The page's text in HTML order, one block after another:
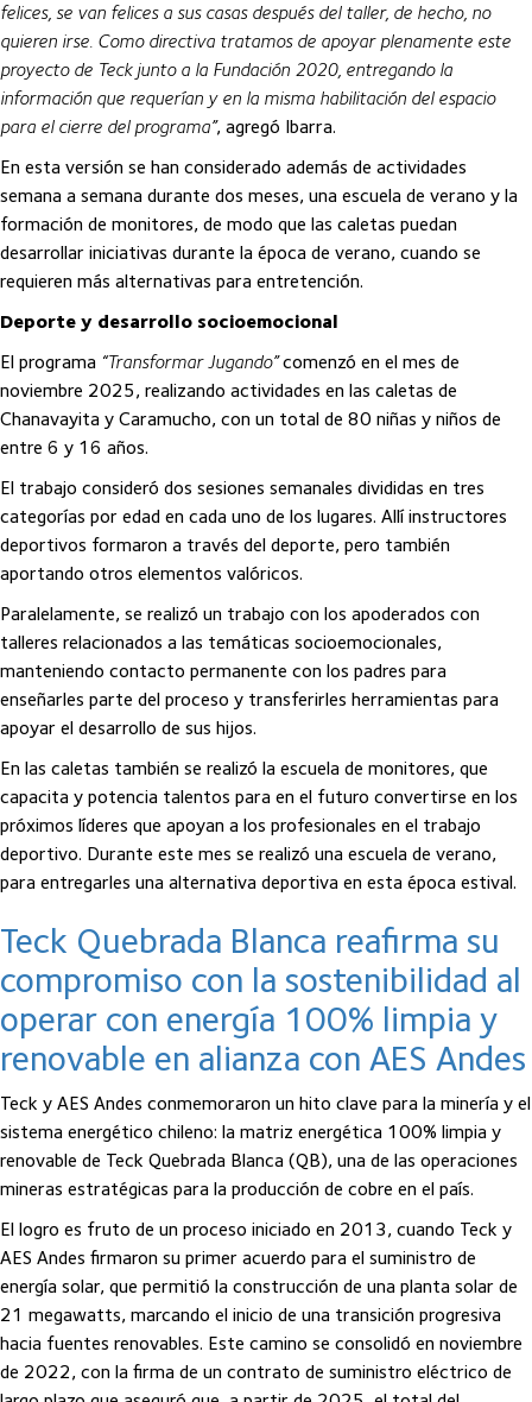
felices, se van felices a sus casas después del taller, de hecho, no
quieren irse. Como directiva tratamos de apoyar plenamente este
proyecto de Teck junto a la Fundación 2020, entregando la
información que requerían y en la misma habilitación del espacio
para el cierre del programa”, agregó Ibarra.
En esta versión se han considerado además de actividades
semana a semana durante dos meses, una escuela de verano y la
formación de monitores, de modo que las caletas puedan
desarrollar iniciativas durante la época de verano, cuando se
requieren más alternativas para entretención.
Deporte y desarrollo socioemocional
El programa “Transformar Jugando”comenzó en el mes de
noviembre 2025, realizando actividades en las caletas de
Chanavayita y Caramucho, con un total de 80 niñas y niños de
entre 6 y 16 años.
El trabajo consideró dos sesiones semanales divididas en tres
categorías por edad en cada uno de los lugares. Allí instructores
deportivos formaron a través del deporte, pero también
aportando otros elementos valóricos.
Paralelamente, se realizó un trabajo con los apoderados con
talleres relacionados a las temáticas socioemocionales,
manteniendo contacto permanente con los padres para
enseñarles parte del proceso y transferirles herramientas para
apoyar el desarrollo de sus hijos.
En las caletas también se realizó la escuela de monitores, que
capacita y potencia talentos para en el futuro convertirse en los
próximos líderes que apoyan a los profesionales en el trabajo
deportivo. Durante este mes se realizó una escuela de verano,
para entregarles una alternativa deportiva en esta época estival.
Teck Quebrada Blanca reafirma su
compromiso con la sostenibilidad al
operar con energía 100% limpia y
renovable en alianza con AES Andes
Teck y AES Andes conmemoraron un hito clave para la minería y el
sistema energético chileno: la matriz energética 100% limpia y
renovable de Teck Quebrada Blanca (QB), una de las operaciones
mineras estratégicas para la producción de cobre en el país.
El logro es fruto de un proceso iniciado en 2013, cuando Teck y
AES Andes firmaron su primer acuerdo para el suministro de
energía solar, que permitió la construcción de una planta solar de
21 megawatts, marcando el inicio de una transición progresiva
hacia fuentes renovables. Este camino se consolidó en noviembre
de 2022, con la firma de un contrato de suministro eléctrico de